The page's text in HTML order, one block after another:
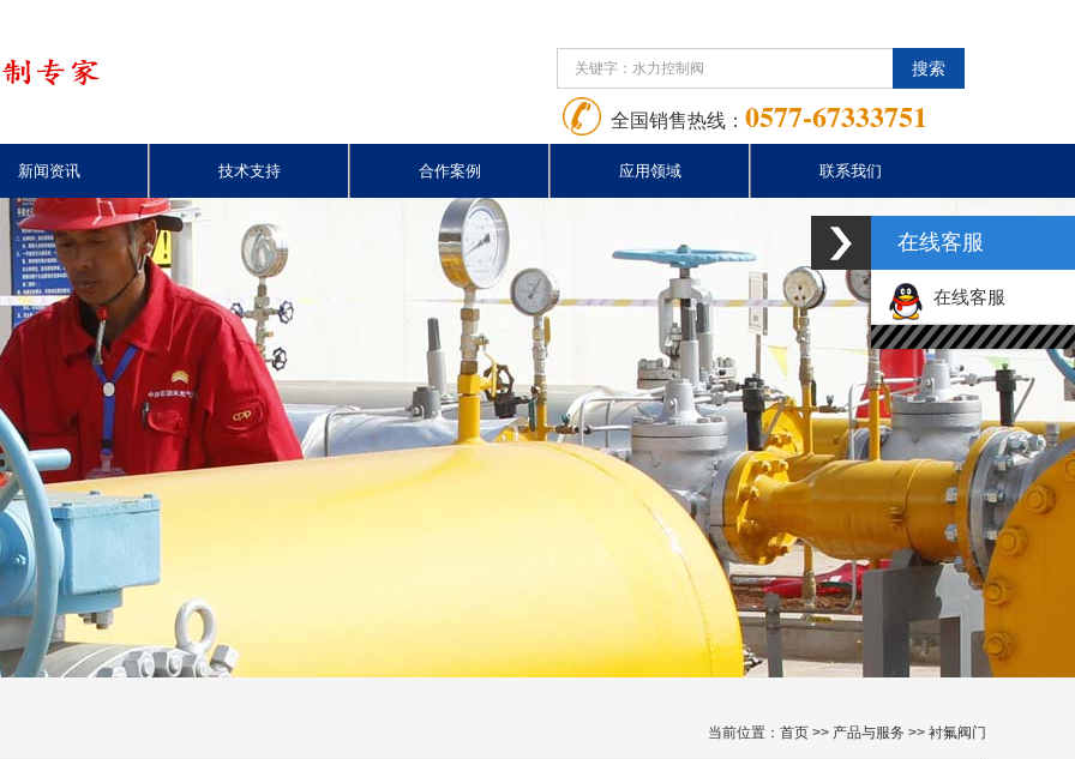
全国销售热线： 0577-67333751
新闻资讯 技术支持 合作案例 应用领域 联系我们
当前位置： 首页 >> 产品与服务 >> 衬氟阀门
在线客服
在线客服